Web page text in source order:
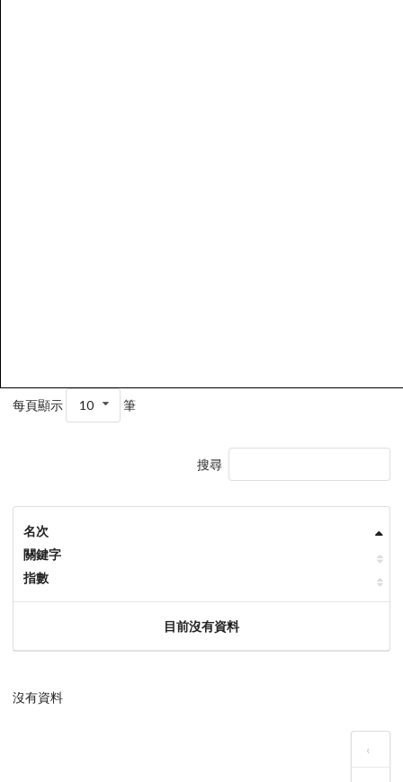
每頁顯示 10 筆
搜尋
名次
關鍵字
指數
目前沒有資料
沒有資料
‹